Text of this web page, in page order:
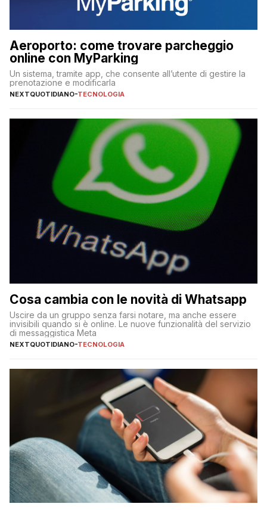
Aeroporto: come trovare parcheggio
online con MyParking
Un sistema, tramite app, che consente all’utente di gestire la
prenotazione e modificarla
NEXTQUOTIDIANO-TECNOLOGIA
Cosa cambia con le novità di Whatsapp
Uscire da un gruppo senza farsi notare, ma anche essere
invisibili quando si è online. Le nuove funzionalità del servizio
di messaggistica Meta
NEXTQUOTIDIANO-TECNOLOGIA